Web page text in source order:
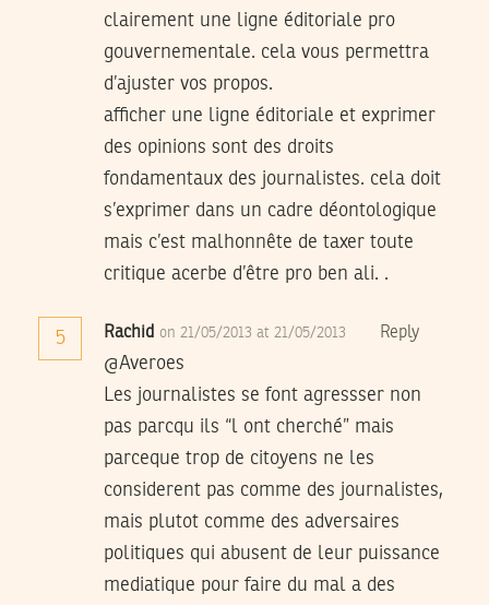
clairement une ligne éditoriale pro
gouvernementale. cela vous permettra
d’ajuster vos propos.
afficher une ligne éditoriale et exprimer
des opinions sont des droits
fondamentaux des journalistes. cela doit
s’exprimer dans un cadre déontologique
mais c’est malhonnête de taxer toute
critique acerbe d’être pro ben ali. .
5 Rachid on 21/05/2013 at 21/05/2013 Reply
@Averoes
Les journalistes se font agressser non
pas parcqu ils “l ont cherché” mais
parceque trop de citoyens ne les
considerent pas comme des journalistes,
mais plutot comme des adversaires
politiques qui abusent de leur puissance
mediatique pour faire du mal a des